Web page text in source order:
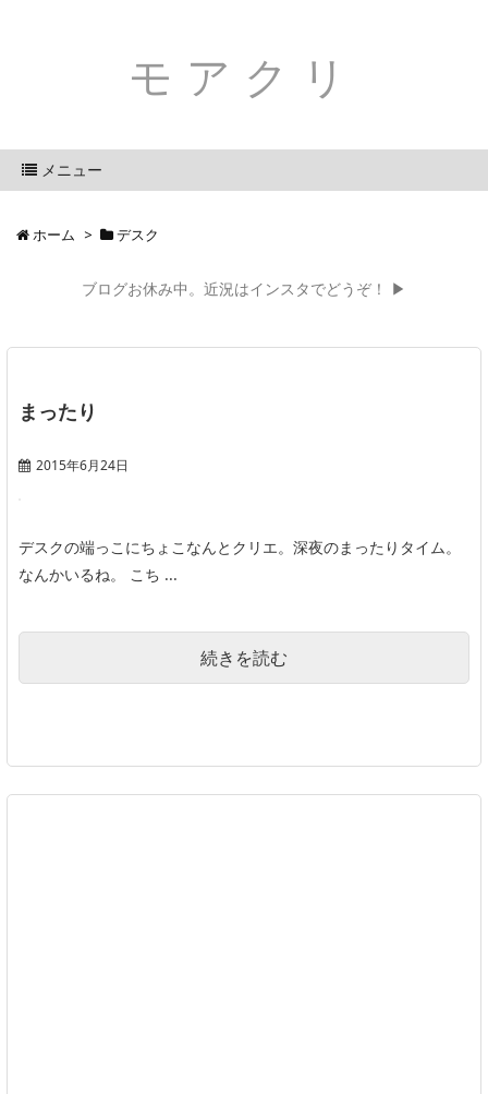
モアクリ
メニュー
ホーム > デスク
ブログお休み中。近況はインスタでどうぞ！ ▶
まったり
2015年6月24日
デスクの端っこにちょこなんとクリエ。深夜のまったりタイム。
なんかいるね。 こち ...
続きを読む